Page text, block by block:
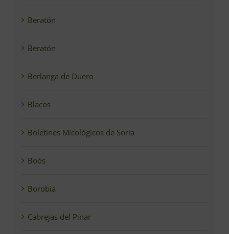
Beratón
Beratón
Berlanga de Duero
Blacos
Boletines Micológicos de Soria
Boós
Borobia
Cabrejas del Pinar